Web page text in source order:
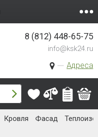
Адреса
8 (812) 448-65-75
info@ksk24.ru
Кровля Фасад